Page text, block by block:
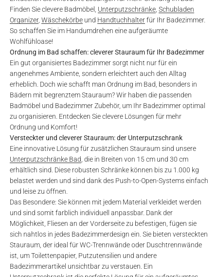
Finden Sie clevere Badmöbel, Unterputzschränke Schubladen
Organizer, Wäschekörbe und Handtuchhalterfür Ihr Badezimmer.
So schaffen Sie im Handumdrehen eine aufgeräumte
Wohlfühloase!
Ordnung im Bad schaffen: cleverer Stauraum für Ihr Badezimmer
Ein gut organisiertes Badezimmer sorgt nicht nur für ein
angenehmes Ambiente, sondern erleichtert auch den Alltag
erheblich. Doch wie schafft man Ordnung im Bad, besonders in
Bädern mit begrenztem Stauraum? Wir haben die passenden
Badmöbel und Badezimmer Zubehör, um Ihr Badezimmer optimal
zu organisieren. Entdecken Sie clevere Lösungen für mehr
Ordnung und Komfort!
Versteckter und cleverer Stauraum: der Unterputzschrank
Eine innovative Lösung für zusätzlichen Stauraum sind unsere
Unterputzschränke Bad , die in Breiten von 15 cm und 30 cm
erhältlich sind. Diese robusten Schränke können bis zu 1.000 kg
belastet werden und sind dank des Push-to-Open-Systems einfach
und leise zu öffnen.
Das Besondere: Sie können mit jedem Material verkleidet werden
und sind somit farblich individuell anpassbar. Dank der
Möglichkeit, Fliesen an der Vorderseite zu befestigen, fügen sie
sich nahtlos in jedes Badezimmerdesign ein. Sie bieten versteckten
Stauraum, der ideal für WC-Trennwände oder Duschtrennwände
ist, um Toilettenpapier, Putzutensilien und andere
Badezimmerartikel unsichtbar zu verstauen. Ein